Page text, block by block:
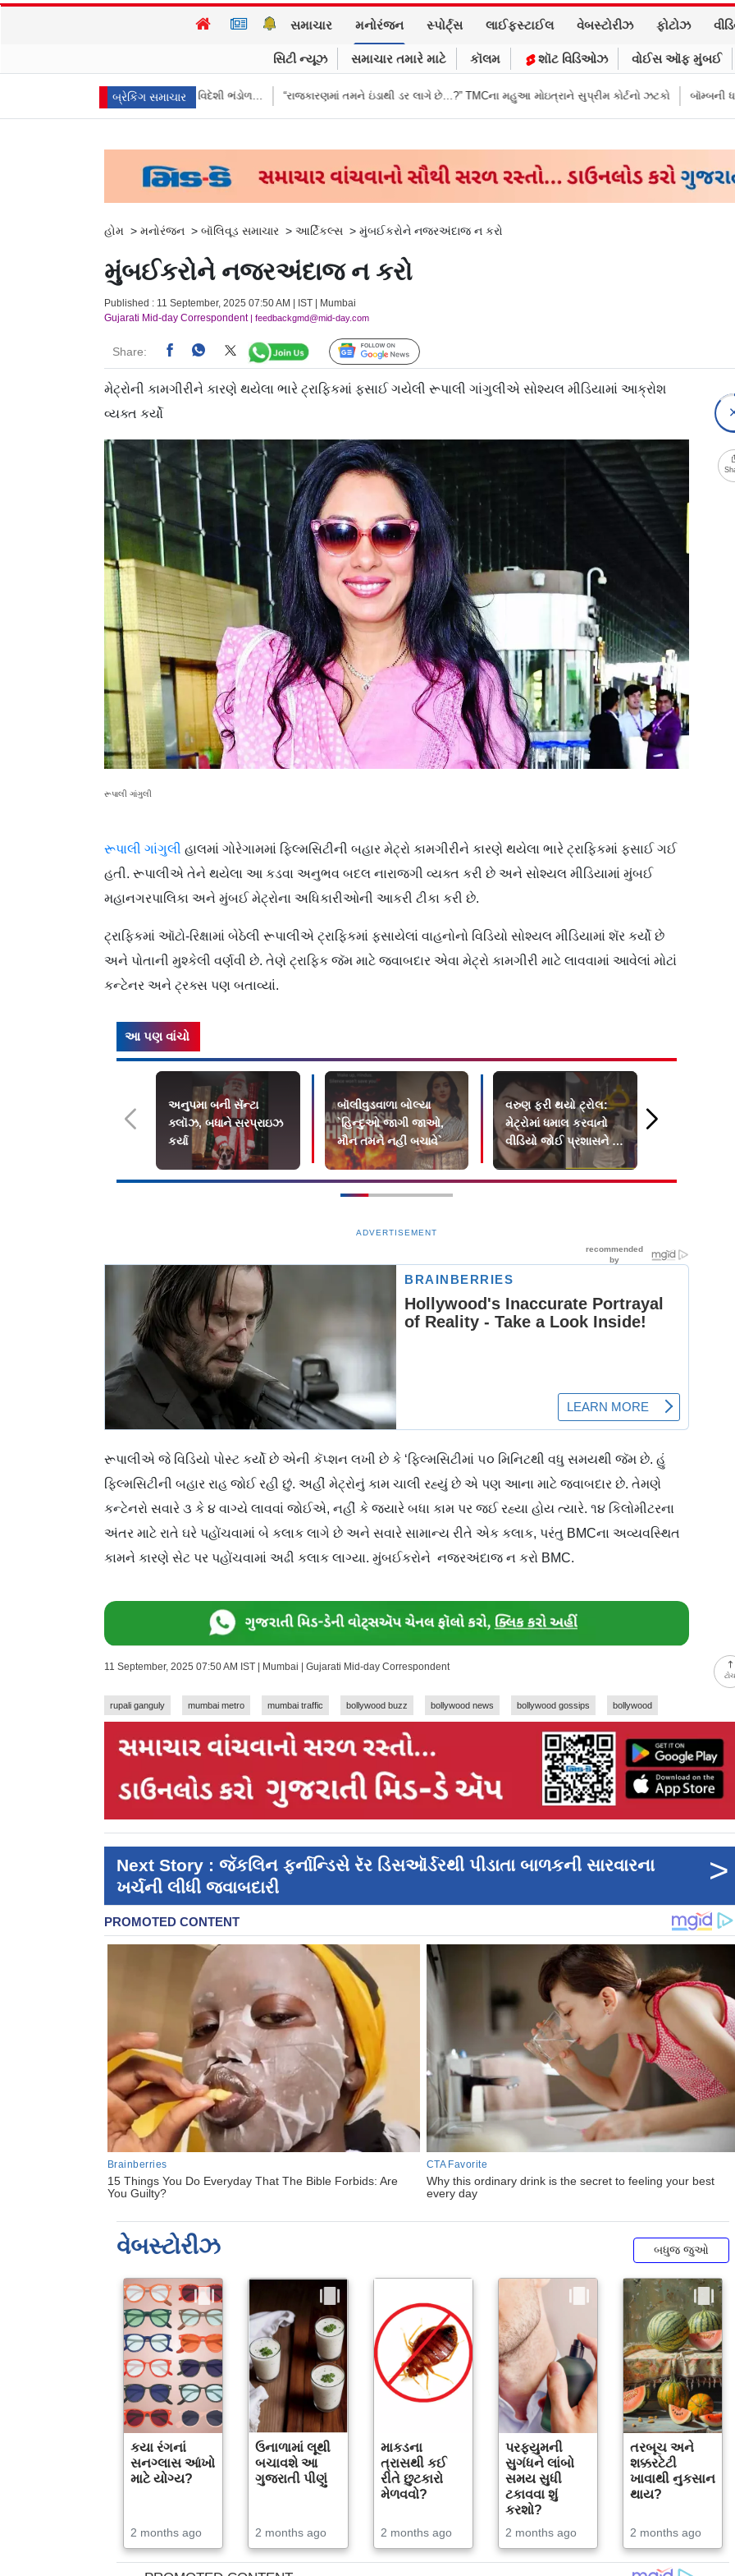
સમાચાર મનોરંજન સ્પોર્ટ્સ લાઈફસ્ટાઈલ વેબસ્ટોરીઝ ફોટોઝ
સિટી ન્યૂઝ સમાચાર તમારે માટે કૉલમ શૉટ વિડિઓઝ વોઈસ ઑફ મુંબઈ
બ્રેકિંગ સમાચાર
આપ્યો જવાબ, કહ્યું વિદેશી ભંડોળ… “રાજકારણમાં તમને ઇંડાથી ડર લાગે છે…?” TMCના મહુઆ મોઇત્રાને સુપ્રીમ કોર્ટનો ઝટકો બૉમ્બની ધમકી બાદ મુંબઈમાં
હોમ > મનોરંજન > બૉલિવૂડ સમાચાર > આર્ટિકલ્સ > મુંબઈકરોને નજરઅંદાજ ન કરો
મુંબઈકરોને નજરઅંદાજ ન કરો
Published : 11 September, 2025 07:50 AM | IST | Mumbai
Gujarati Mid-day Correspondent| feedbackgmd@mid-day.com
Share: Follow Us
મેટ્રોની કામગીરીને કારણે થયેલા ભારે ટ્રાફિકમાં ફસાઈ ગયેલી રૂપાલી ગાંગુલીએ સોશ્યલ મીડિયામાં આક્રોશ
વ્યક્ત કર્યો
રૂપાલી ગાંગુલી
રૂપાલી ગાંગુલી હાલમાં ગોરેગામમાં ફિલ્મસિટીની બહાર મેટ્રો કામગીરીને કારણે થયેલા ભારે ટ્રાફિકમાં ફસાઈ ગઈ
હતી. રૂપાલીએ તેને થયેલા આ કડવા અનુભવ બદલ નારાજગી વ્યક્ત કરી છે અને સોશ્યલ મીડિયામાં મુંબઈ
મહાનગરપાલિકા અને મુંબઈ મેટ્રોના અધિકારીઓની આકરી ટીકા કરી છે.
ટ્રાફિકમાં ઑટો-રિક્ષામાં બેઠેલી રૂપાલીએ ટ્રાફિકમાં ફસાયેલાં વાહનોનો વિડિયો સોશ્યલ મીડિયામાં શૅર કર્યો છે
અને પોતાની મુશ્કેલી વર્ણવી છે. તેણે ટ્રાફિક જૅમ માટે જવાબદાર એવા મેટ્રો કામગીરી માટે લાવવામાં આવેલાં મોટાં
કન્ટેનર અને ટ્રક્સ પણ બતાવ્યાં.
આ પણ વાંચો
અનુપમા બની સૅન્ટા
ક્લૉઝ, બધાને સરપ્રાઇઝ
કર્યા
બૉલીવુડવાળા બોલ્યા
`હિન્દુઓ જાગી જાઓ,
મૌન તમને નહીં બચાવે`
વરુણ ફરી થયો ટ્રોલ:
મેટ્રોમાં ધમાલ કરવાનો
વીડિયો જોઈ પ્રશાસને જ
સંભળાવી દીધું
ADVERTISEMENT
રૂપાલીએ જે વિડિયો પોસ્ટ કર્યો છે એની કૅપ્શન લખી છે કે ‘ફિલ્મસિટીમાં ૫૦ મિનિટથી વધુ સમયથી જૅમ છે. હું
ફિલ્મસિટીની બહાર રાહ જોઈ રહી છું. અહીં મેટ્રોનું કામ ચાલી રહ્યું છે એ પણ આના માટે જવાબદાર છે. તેમણે
કન્ટેનરો સવારે ૩ કે ૪ વાગ્યે લાવવાં જોઈએ, નહીં કે જ્યારે બધા કામ પર જઈ રહ્યા હોય ત્યારે. ૧૪ કિલોમીટરના
અંતર માટે રાતે ઘરે પહોંચવામાં બે કલાક લાગે છે અને સવારે સામાન્ય રીતે એક કલાક, પરંતુ BMCના અવ્યવસ્થિત
કામને કારણે સેટ પર પહોંચવામાં અઢી કલાક લાગ્યા. મુંબઈકરોને નજરઅંદાજ ન કરો BMC.
11 September, 2025 07:50 AM IST | Mumbai | Gujarati Mid-day Correspondent
rupali ganguly mumbai metro mumbai traffic bollywood buzz bollywood news bollywood gossips bollywood
Next Story : જૅકલિન ફર્નાન્ડિસે રૅર ડિસઑર્ડરથી પીડાતા બાળકની સારવારના
ખર્ચની લીધી જવાબદારી
>
વેબસ્ટોરીઝ બધુજ જુઓ
કયા રંગનાં
સનગ્લાસ આંખો
માટે યોગ્ય?
2 months ago
ઉનાળામાં લૂથી
બચાવશે આ
ગુજરાતી પીણું
2 months ago
માકડના
ત્રાસથી કઈ
રીતે છુટકારો
મેળવવો?
2 months ago
પરફ્યુમની
સુગંધને લાંબો
સમય સુધી
ટકાવવા શું
કરશો?
2 months ago
તરબૂચ અને
શક્કરટેટી
ખાવાથી નુકસાન
થાય?
2 months ago